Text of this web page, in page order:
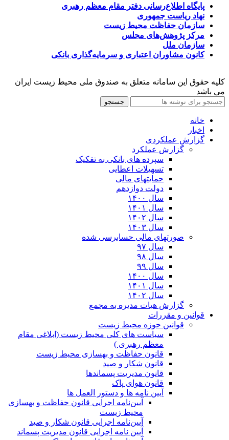
پایگاه اطلاع‌رسانی دفتر مقام معظم رهبری
نهاد ریاست جمهوری
سازمان حفاظت محیط زیست
مرکز پژوهش‌های مجلس
سازمان ملل
کانون مشاوران اعتباری و سرمایه‌گذاری بانکی
کلیه حقوق این سامانه متعلق به صندوق ملی محیط زیست ایران
می باشد
جستجو
خانه
اخبار
گزارش عملکردی
گزارش عملکرد
سپرده های بانکی به تفکیک
تسهیلات اعطایی
حمایتهای مالی
دولت دوازدهم
سال ۱۴۰۰
سال ۱۴۰۱
سال ۱۴۰۲
سال ۱۴۰۳
صورتهای مالی حسابرسی شده
سال ۹۷
سال ۹۸
سال ۹۹
سال ۱۴۰۰
سال ۱۴۰۱
سال ۱۴۰۲
گزارش هیات مدیره به مجمع
قوانین و مقررات
قوانین حوزه محیط زیست
ﺳﯿﺎﺳﺖ ﻫﺎی ﮐﻠﯽ ﻣﺤﯿﻂ زﯾﺴﺖ (ابلاغی مقام
معظم رهبری )
قانون حفاظت و بهسازی محیط زیست
قانون شکار و صید
قانون مدیریت پسماندها
قانون هوای پاک
آیین نامه ها و دستور العمل ها
آیین‌نامه اجرایی قانون حفاظت و بهسازی
محیط زیست
آیین‌نامه اجرایی قانون شکار و صید
آیین نامه اجرایی قانون مدیریت پسماند